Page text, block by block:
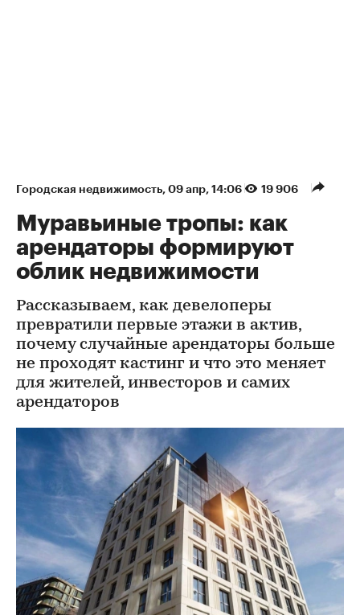
Городская недвижимость 09 апр, 14:06 19 906
Муравьиные тропы: как
арендаторы формируют
облик недвижимости
Рассказываем, как девелоперы
превратили первые этажи в актив,
почему случайные арендаторы больше
не проходят кастинг и что это меняет
для жителей, инвесторов и самих
арендаторов